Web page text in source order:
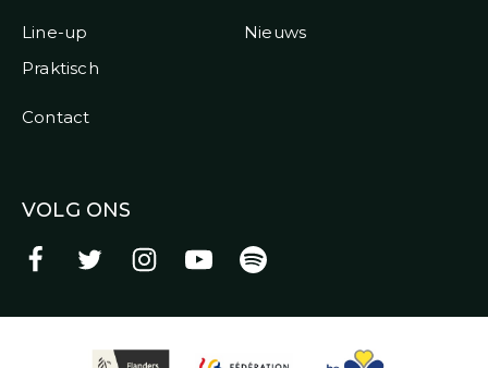
Line-up
Praktisch
Nieuws
Contact
VOLG ONS